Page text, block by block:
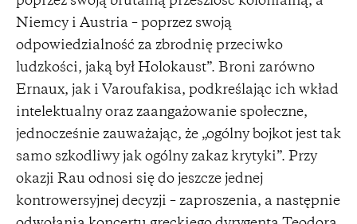
Niemcy i Austria – poprzez swoją
odpowiedzialność za zbrodnię przeciwko
ludzkości, jaką był Holokaust”. Broni zarówno
Ernaux, jak i Varoufakisa, podkreślając ich wkład
intelektualny oraz zaangażowanie społeczne,
jednocześnie zauważając, że „ogólny bojkot jest tak
samo szkodliwy jak ogólny zakaz krytyki”. Przy
okazji Rau odnosi się do jeszcze jednej
kontrowersyjnej decyzji – zaproszenia, a następnie